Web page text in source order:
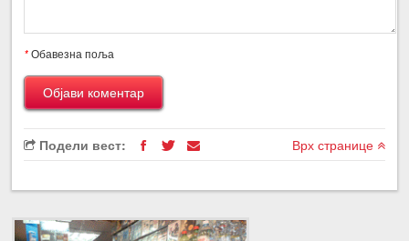
*Обавезна поља
Подели вест: Врх странице